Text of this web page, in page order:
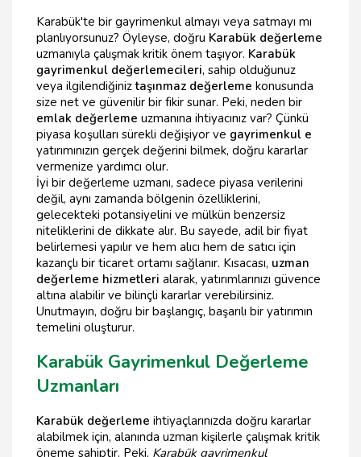
Karabük'te bir gayrimenkul almayı veya satmayı mı
planlıyorsunuz? Öyleyse, doğru Karabük değerleme
uzmanıyla çalışmak kritik önem taşıyor. Karabük
gayrimenkul değerlemecileri, sahip olduğunuz
veya ilgilendiğiniztaşınmaz değerleme konusunda
size net ve güvenilir bir fikir sunar. Peki, neden bir
emlak değerleme uzmanına ihtiyacınız var? Çünkü
piyasa koşulları sürekli değişiyor ve gayrimenkul e
yatırımınızın gerçek değerini bilmek, doğru kararlar
vermenize yardımcı olur.
İyi bir değerleme uzmanı, sadece piyasa verilerini
değil, aynı zamanda bölgenin özelliklerini,
gelecekteki potansiyelini ve mülkün benzersiz
niteliklerini de dikkate alır. Bu sayede, adil bir fiyat
belirlemesi yapılır ve hem alıcı hem de satıcı için
kazançlı bir ticaret ortamı sağlanır. Kısacası, uzman
değerleme hizmetleri alarak, yatırımlarınızı güvence
altına alabilir ve bilinçli kararlar verebilirsiniz.
Unutmayın, doğru bir başlangıç, başarılı bir yatırımın
temelini oluşturur.
Karabük Gayrimenkul Değerleme
Uzmanları
Karabük değerleme ihtiyaçlarınızda doğru kararlar
alabilmek için, alanında uzman kişilerle çalışmak kritik
öneme sahiptir. Peki, Karabük gayrimenkul